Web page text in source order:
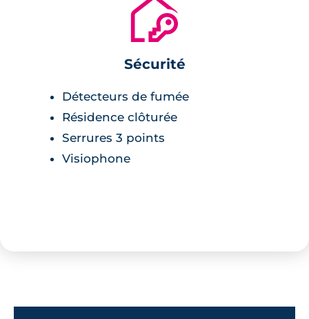
humaine, au cœur duquel
l’harmonie est le maître-mot.
🔐
Sécurité
Détecteurs de fumée
Résidence clôturée
Serrures 3 points
Visiophone